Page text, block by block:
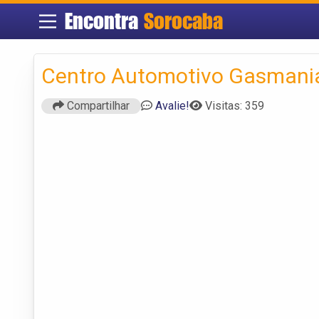
Encontra Sorocaba
Centro Automotivo
Compartilhar Avalie! Visitas: 359